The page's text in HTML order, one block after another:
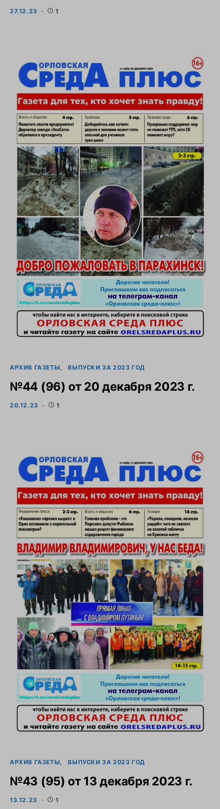
27.12.23 1
АРХИВ ГАЗЕТЫ ВЫПУСКИ ЗА 2023 ГОД
№44 (96) от 20 декабря 2023 г.
20.12.23 1
АРХИВ ГАЗЕТЫ ВЫПУСКИ ЗА 2023 ГОД
№43 (95) от 13 декабря 2023 г.
13.12.23 1